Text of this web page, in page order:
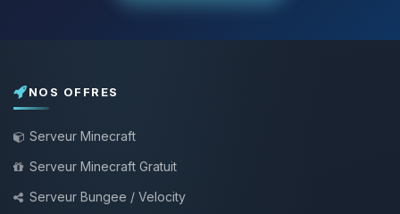
NOS OFFRES
Serveur Minecraft
Serveur Minecraft Gratuit
Serveur Bungee / Velocity